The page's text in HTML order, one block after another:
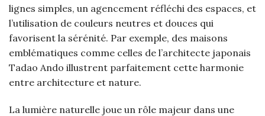
lignes simples, un agencement réfléchi des espaces, et
l’utilisation de couleurs neutres et douces qui
favorisent la sérénité. Par exemple, des maisons
emblématiques comme celles de l’architecte japonais
Tadao Ando illustrent parfaitement cette harmonie
entre architecture et nature.
La lumière naturelle joue un rôle majeur dans une